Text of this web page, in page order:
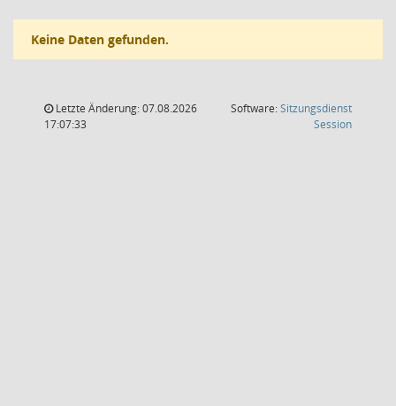
Keine Daten gefunden.
Letzte Änderung: 07.08.2026
17:07:33
Software:Sitzungsdienst
Session(Wird in